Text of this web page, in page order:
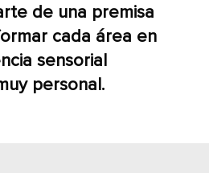
de una premisa
cada área en
sensorial
personal.